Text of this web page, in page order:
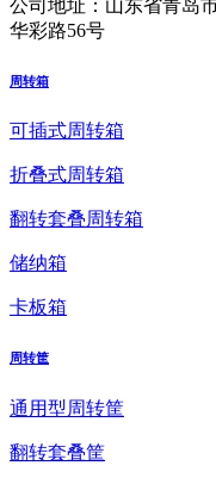
公司地址： 山东省青岛
华彩路56号
周转箱
可插式周转箱
折叠式周转箱
翻转套叠周转箱
储纳箱
卡板箱
周转筐
通用型周转筐
翻转套叠筐